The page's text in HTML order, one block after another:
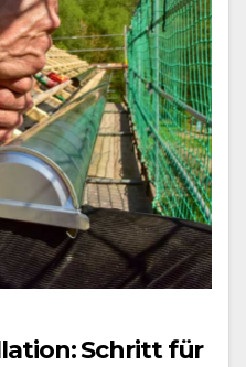
Schritt für